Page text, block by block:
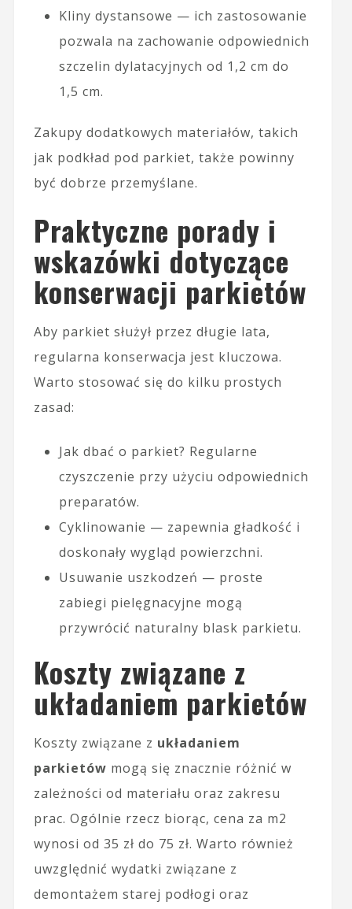
Kliny dystansowe — ich zastosowanie
pozwala na zachowanie odpowiednich
szczelin dylatacyjnych od 1,2 cm do
1,5 cm.
Zakupy dodatkowych materiałów, takich
jak podkład pod parkiet, także powinny
być dobrze przemyślane.
Praktyczne porady i
wskazówki dotyczące
konserwacji parkietów
Aby parkiet służył przez długie lata,
regularna konserwacja jest kluczowa.
Warto stosować się do kilku prostych
zasad:
Jak dbać o parkiet? Regularne
czyszczenie przy użyciu odpowiednich
preparatów.
Cyklinowanie — zapewnia gładkość i
doskonały wygląd powierzchni.
Usuwanie uszkodzeń — proste
zabiegi pielęgnacyjne mogą
przywrócić naturalny blask parkietu.
Koszty związane z
układaniem parkietów
Koszty związane z układaniem
parkietów mogą się znacznie różnić w
zależności od materiału oraz zakresu
prac. Ogólnie rzecz biorąc, cena za m2
wynosi od 35 zł do 75 zł. Warto również
uwzględnić wydatki związane z
demontażem starej podłogi oraz